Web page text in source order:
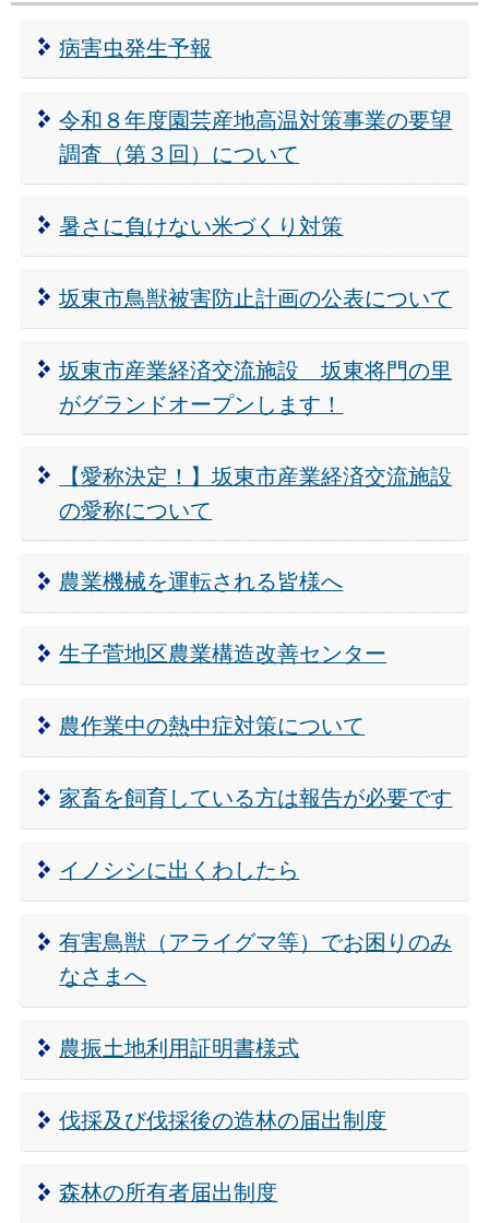
病害虫発生予報
令和８年度園芸産地高温対策事業の要望
調査（第３回）について
暑さに負けない米づくり対策
坂東市鳥獣被害防止計画の公表について
坂東市産業経済交流施設 坂東将門の里
がグランドオープンします！
【愛称決定！】坂東市産業経済交流施設
の愛称について
農業機械を運転される皆様へ
生子菅地区農業構造改善センター
農作業中の熱中症対策について
家畜を飼育している方は報告が必要です
イノシシに出くわしたら
有害鳥獣（アライグマ等）でお困りのみ
なさまへ
農振土地利用証明書様式
伐採及び伐採後の造林の届出制度
森林の所有者届出制度